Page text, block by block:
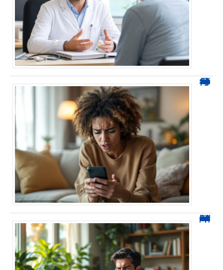
0424 démarchage : reconnaître l’appel et agir sans se tromper
0270 spam : reconnaître ces appels et les bloquer sans erreur